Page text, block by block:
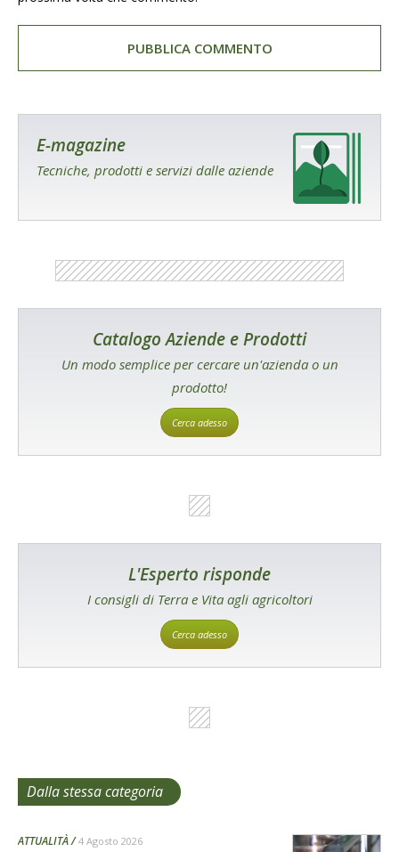
E-magazine
Tecniche, prodotti e servizi dalle aziende
Catalogo Aziende e Prodotti
Un modo semplice per cercare un'azienda o un
prodotto!
Cerca adesso
L'Esperto risponde
I consigli di Terra e Vita agli agricoltori
Cerca adesso
Dalla stessa categoria
ATTUALITÀ 4 Agosto 2026